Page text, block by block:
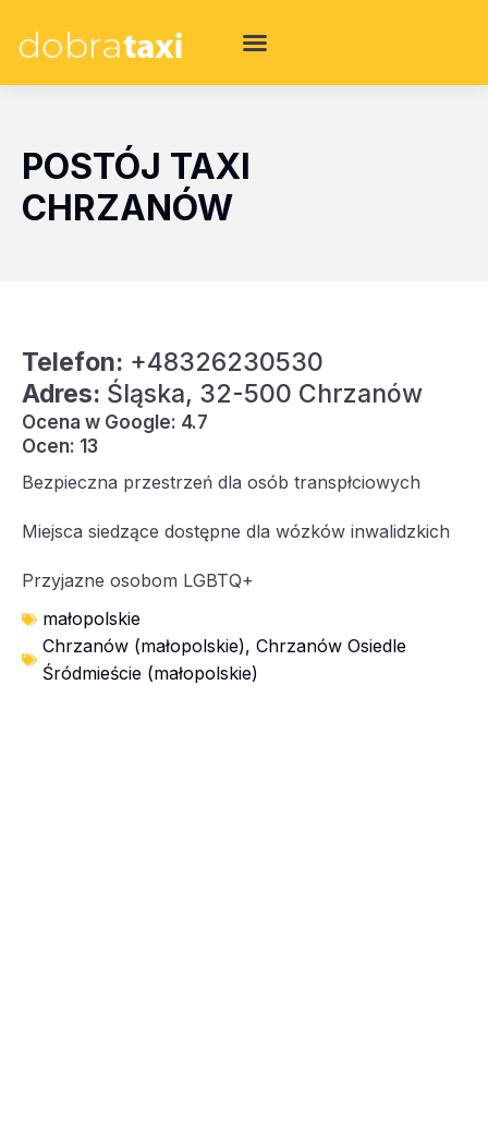
POSTÓJ TAXI
CHRZANÓW
Telefon: +48326230530
Adres: Śląska, 32-500 Chrzanów
Ocena w Google: 4.7
Ocen: 13
Bezpieczna przestrzeń dla osób transpłciowych
Miejsca siedzące dostępne dla wózków inwalidzkich
Przyjazne osobom LGBTQ+
małopolskie
Chrzanów (małopolskie), Chrzanów Osiedle
Śródmieście (małopolskie)